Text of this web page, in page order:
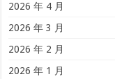
2026 年 4 月
2026 年 3 月
2026 年 2 月
2026 年 1 月